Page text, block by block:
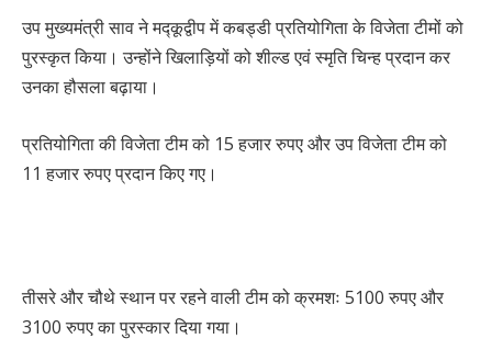
उप मुख्यमंत्री साव ने मद्कूद्वीप में कबड्डी प्रतियोगिता के विजेता टीमों को
पुरस्कृत किया। उन्होंने खिलाड़ियों को शील्ड एवं स्मृति चिन्ह प्रदान कर
उनका हौसला बढ़ाया।
प्रतियोगिता की विजेता टीम को 15 हजार रुपए और उप विजेता टीम को
11 हजार रुपए प्रदान किए गए।
तीसरे और चौथे स्थान पर रहने वाली टीम को क्रमशः 5100 रुपए और
3100 रुपए का पुरस्कार दिया गया।